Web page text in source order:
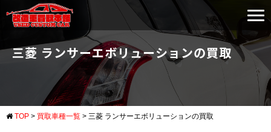
三菱 ランサーエボリューションの買取
TOP > 買取車種一覧 > 三菱 ランサーエボリューションの買取